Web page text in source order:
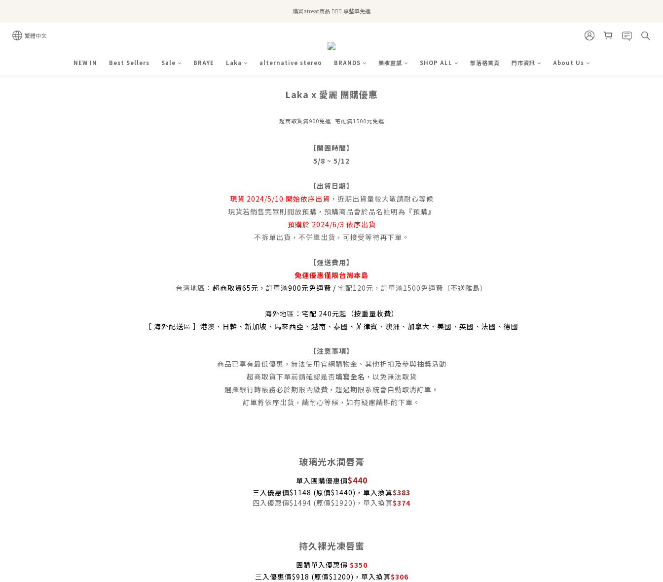
全站滿$2,500免運｜6/30前 含新品滿$1,300超取免運
購買atreat商品 💆🏻‍♀️ 享整單免運
繁體中文
NEW IN Best Sellers Sale BRAYE Laka alternative stereo BRANDS 美妝靈感 SHOP ALL 部落格首頁 門市資訊 About Us
Laka x 愛麗 團購優惠
超商取貨滿900免運 宅配滿1500元免運
【開團時間】
5/8 ~ 5/12
【出貨日期】
現貨 2024/5/10 開始依序出貨 ，近期出貨量較大敬請耐心等候
現貨若銷售完畢則開放預購，預購商品會於品名註明為『預購』
預購於 2024/6/3 依序出貨
不拆單出貨，不併單出貨，可接受等待再下單。
【運送費用】
免運優惠僅限台灣本島
台灣地區： 超商取貨65元，訂單滿900元免運費 / 宅配120元，訂單滿1500免運費（不送離島）
海外地區：宅配 240元起（按重量收費）
［ 海外配送區 ］港澳、日韓、新加坡、馬來西亞、越南、泰國、菲律賓、澳洲、加拿大、美國、英國、法國、德國
【注意事項】
商品已享有最低優惠，無法使用官網購物金、其他折扣及參與抽獎活動
超商取貨下單前請確認是否填寫全名 ，以免無法取貨
選擇銀行轉帳務必於期限內繳費，超過期限系統會自動取消訂單。
訂單將依序出貨，請耐心等候，如有疑慮請斟酌下單。
玻璃光水潤唇膏
單入團購優惠價$440
三入優惠價$1148 (原價$1440)，單入換算$383
四入優惠價$1494 (原價$1920)，單入換算$374
持久裸光凍唇蜜
團購單入優惠價 $350
三入優惠價$918 (原價$1200)，單入換算$306